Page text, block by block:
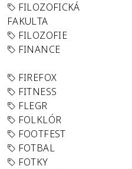
FILOZOFICKÁ
FAKULTA
FILOZOFIE
FINANCE
FIREFOX
FITNESS
FLEGR
FOLKLÓR
FOOTFEST
FOTBAL
FOTKY